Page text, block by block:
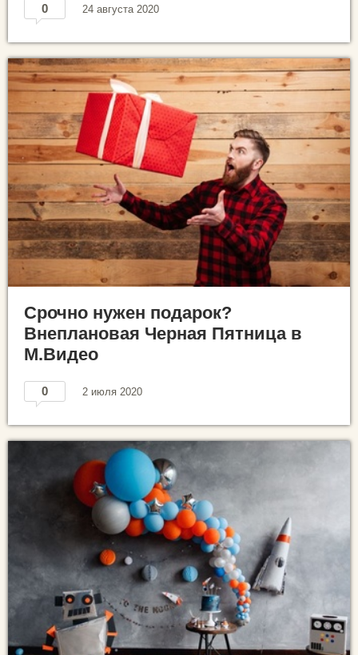
0 24 августа 2020
Срочно нужен подарок?
Внеплановая Черная Пятница в
М.Видео
0 2 июля 2020